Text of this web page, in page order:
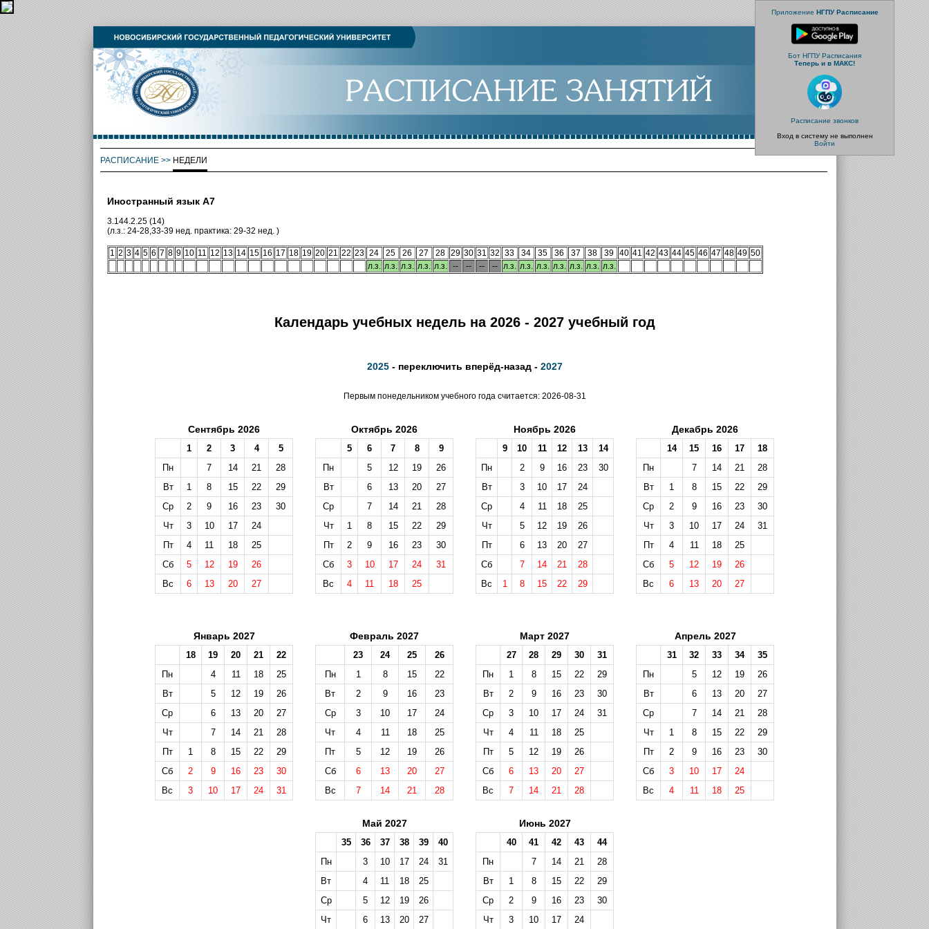
Приложение НГПУ Расписание
Бот НГПУ Расписания
Теперь и в МАКС!
Расписание звонков
Вход в систему не выполнен
Войти
РАСПИСАНИЕ>> НЕДЕЛИ
Иностранный язык А7
3.144.2.25 (14)
(л.з.: 24-28,33-39 нед. практика: 29-32 нед. )
1 2 3 4 5 6 7 8 9 10 11 12 13 14 15 16 17 18 19 20 21 22 23 24 25 26 27 28 29 30 31 32 33 34 35 36 37 38 39 40 41 42 43 44 45 46 47 48 49 50
л.з. л.з. л.з. л.з. л.з. -- -- -- -- л.з. л.з. л.з. л.з. л.з. л.з. л.з.
Календарь учебных недель на 2026 - 2027 учебный год
2025- переключить вперёд-назад - 2027
Первым понедельником учебного года считается: 2026-08-31
Сентябрь 2026
1 2 3 4
5
Пн
7 14 21
28
Вт
1 8 15 22
29
Ср
2 9 16 23
30
Чт
3 10 17
24
Пт
4 11 18
25
Сб
5 12 19
26
Вс
6 13 20 27
Октябрь 2026
5 6 7 8
9
Пн
5 12 19
26
Вт
6 13 20
27
Ср
7 14 21
28
Чт
1 8 15 22
29
Пт
2 9 16 23
30
Сб
3 10 17 24
31
Вс
4 11 18 25
Ноябрь 2026
9 10 11 12 13
14
Пн
2 9 16 23
30
Вт
3 10 17
24
Ср
4 11 18
25
Чт
5 12 19
26
Пт
6 13 20
27
Сб
7 14 21
28
Вс
1 8 15 22 29
Декабрь 2026
14 15 16 17
18
Пн
7 14 21
28
Вт
1 8 15 22
29
Ср
2 9 16 23
30
Чт
3 10 17 24
31
Пт
4 11 18
25
Сб
5 12 19
26
Вс
6 13 20 27
Январь 2027
18 19 20 21
22
Пн
4 11 18
25
Вт
5 12 19
26
Ср
6 13 20
27
Чт
7 14 21
28
Пт
1 8 15 22
29
Сб
2 9 16 23
30
Вс
3 10 17 24 31
Февраль 2027
23 24 25
26
Пн
1 8 15
22
Вт
2 9 16
23
Ср
3 10 17
24
Чт
4 11 18
25
Пт
5 12 19
26
Сб
6 13 20
27
Вс
7 14 21 28
Март 2027
27 28 29 30
31
Пн
1 8 15 22
29
Вт
2 9 16 23
30
Ср
3 10 17 24
31
Чт
4 11 18
25
Пт
5 12 19
26
Сб
6 13 20
27
Вс
7 14 21 28
Апрель 2027
31 32 33 34
35
Пн
5 12 19
26
Вт
6 13 20
27
Ср
7 14 21
28
Чт
1 8 15 22
29
Пт
2 9 16 23
30
Сб
3 10 17
24
Вс
4 11 18 25
Май 2027
35 36 37 38 39
40
Пн
3 10 17 24
31
Вт
4 11 18
25
Ср
5 12 19
26
Чт
6 13 20 27
Июнь 2027
40 41 42 43
44
Пн
7 14 21
28
Вт
1 8 15 22
29
Ср
2 9 16 23
30
Чт
3 10 17 24